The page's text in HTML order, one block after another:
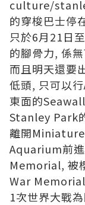
culture/
的穿梭巴士停
只於6月21日
的腳骨力, 係
而且明天還要
低頭, 只可以
東面的
Stanley Park
離開
Aquarium前
Memorial, 被
War
1次世界大戰